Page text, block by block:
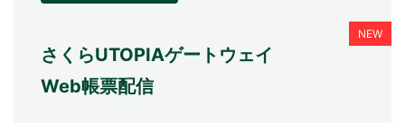
さくらUTOPIAゲートウェイ
Web帳票配信